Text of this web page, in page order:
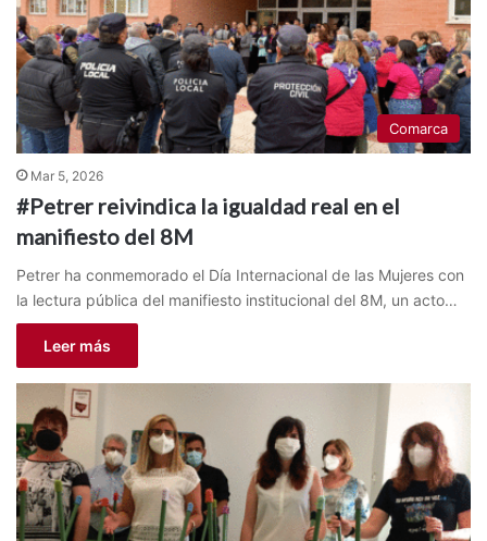
Comarca
Mar 5, 2026
#Petrer reivindica la igualdad real en el
manifiesto del 8M
Petrer ha conmemorado el Día Internacional de las Mujeres con
la lectura pública del manifiesto institucional del 8M, un acto…
Leer más